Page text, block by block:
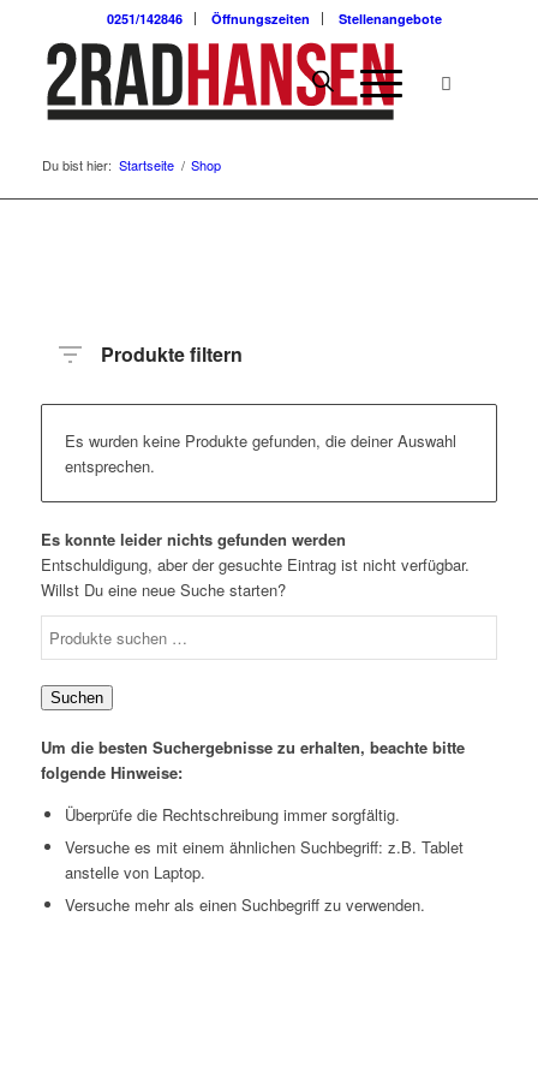
0251/142846 Öffnungszeiten Stellenangebote
Du bist hier: Startseite / Shop
Produkte filtern
Es wurden keine Produkte gefunden, die deiner Auswahl
entsprechen.
Es konnte leider nichts gefunden werden
Entschuldigung, aber der gesuchte Eintrag ist nicht verfügbar.
Willst Du eine neue Suche starten?
Suchen
Um die besten Suchergebnisse zu erhalten, beachte bitte
folgende Hinweise:
Überprüfe die Rechtschreibung immer sorgfältig.
Versuche es mit einem ähnlichen Suchbegriff: z.B. Tablet
anstelle von Laptop.
Versuche mehr als einen Suchbegriff zu verwenden.